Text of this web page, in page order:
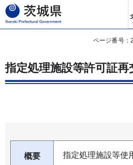
茨城県
ページ番号：
指定処理施設等許可証再
概要 指定処理施設等使